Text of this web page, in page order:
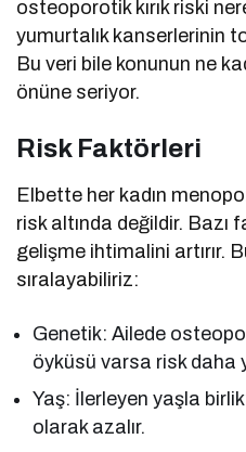
osteoporotik kırık riski
yumurtalık kanserlerinin
Bu veri bile konunun ne
önüne seriyor.
Risk Faktörleri
Elbette her kadın
risk altında değildir.
gelişme ihtimalini artırır.
sıralayabiliriz:
Genetik: Ailede
öyküsü varsa risk daha
Yaş: İlerleyen yaşla
olarak azalır.